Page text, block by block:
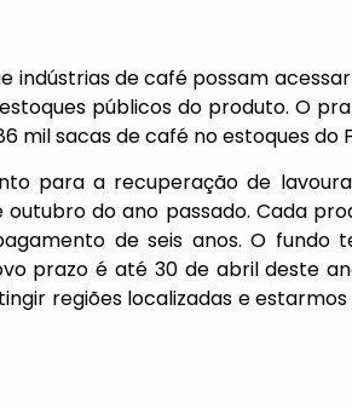
indústrias de café possam
públicos do produto. O
mil sacas de café no estoques do
para a recuperação de
outubro do ano passado. Cada
de seis anos. O fundo
prazo é até 30 de abril deste
regiões localizadas e